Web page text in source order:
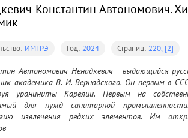
Константин Автономович.
ИМГРЭ Год: 2024 Страниц: 220, [2]
Автономович Ненадкевич - выдающийся
академика В. И. Вернадского. Он первым в
ураниниты Карелии. Первым на
для нужд санитарной
извлечения редких элементов. Им